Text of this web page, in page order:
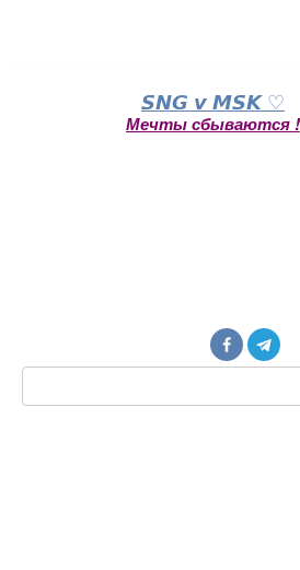
𝙎𝙉𝙂 𝙫 𝙈𝙎𝙆 ♡
Мечты сбываются !
Поиск: